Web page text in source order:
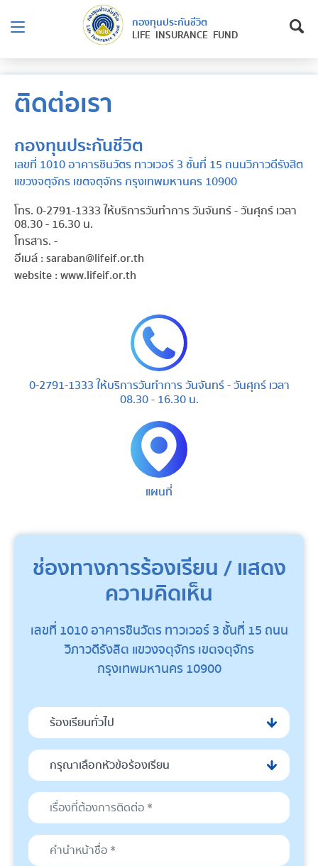
กองทุนประกันชีวิต
LIFE INSURANCE FUND
ติดต่อเรา
กองทุนประกันชีวิต
เลขที่ 1010 อาคารชินวัตร ทาวเวอร์ 3 ชั้นที่ 15 ถนนวิภาวดีรังสิต
แขวงจตุจักร เขตจตุจักร กรุงเทพมหานคร 10900
โทร. 0-2791-1333 ให้บริการวันทำการ วันจันทร์ - วันศุกร์ เวลา
08.30 - 16.30 น.
โทรสาร. -
อีเมล์ : saraban@lifeif.or.th
website : www.lifeif.or.th
0-2791-1333 ให้บริการวันทำการ วันจันทร์ - วันศุกร์ เวลา
08.30 - 16.30 น.
แผนที่
ช่องทางการร้องเรียน / แสดง
ความคิดเห็น
เลขที่ 1010 อาคารชินวัตร ทาวเวอร์ 3 ชั้นที่ 15 ถนน
วิภาวดีรังสิต แขวงจตุจักร เขตจตุจักร
กรุงเทพมหานคร 10900
ร้องเรียนทั่วไป
กรุณาเลือกหัวข้อร้องเรียน